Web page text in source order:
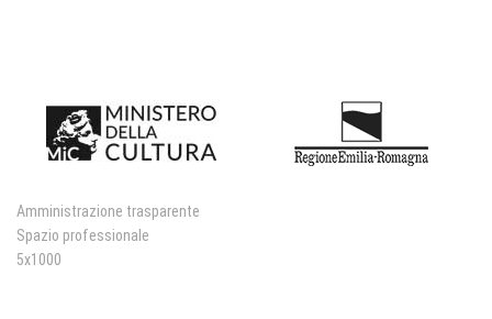
Amministrazione trasparente
Spazio professionale
5x1000